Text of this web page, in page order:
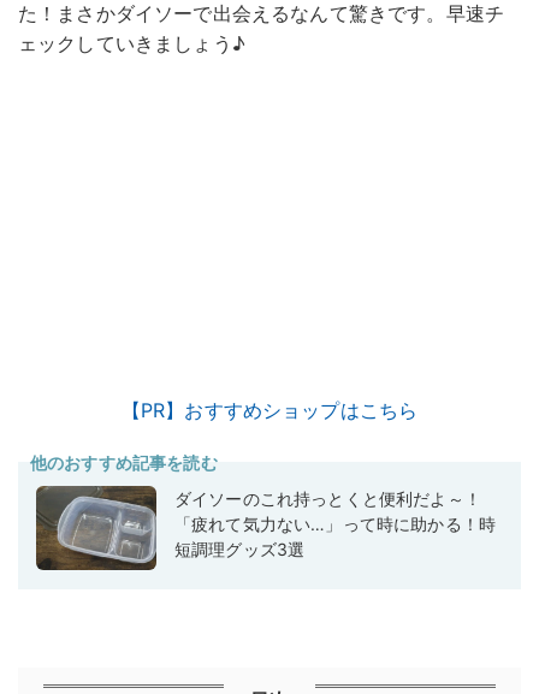
た！まさかダイソーで出会えるなんて驚きです。早速チ
ェックしていきましょう♪
【PR】おすすめショップはこちら
他のおすすめ記事を読む
ダイソーのこれ持っとくと便利だよ～！
「疲れて気力ない…」って時に助かる！時
短調理グッズ3選